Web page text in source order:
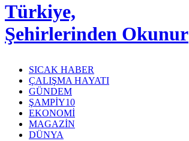
Türkiye,
Şehirlerinden Okunur
SICAK HABER
ÇALIŞMA HAYATI
GÜNDEM
ŞAMPİY10
EKONOMİ
MAGAZİN
DÜNYA